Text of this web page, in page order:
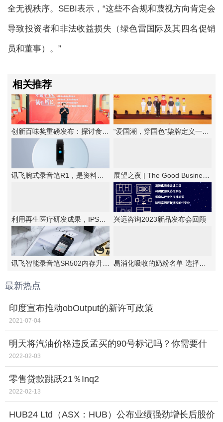
全无视秩序。SEBI表示，“这些不合规和蔑视方向肯定会
导致投资者和非法收益损失（绿色雷国际及其四名促销
员和董事）。”
相关推荐
兴远咨询2023新品发布会回顾
最新热点
印度宣布推动obOutput的新许可政策
2021-07-04
明天将汽油价格违反孟买的90号标记吗？你需要什
么？
2022-02-03
零售贷款跳跃21％Inq2
2022-02-13
HUB24 Ltd（ASX：HUB）公布业绩强劲增长后股价